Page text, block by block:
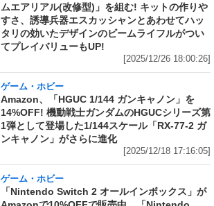
ムエアリアル(改修型)」を組む! キットの作りや
すさ、誘導兵器エスカッシャンとあわせてハッ
タリの効いたデザインのビームライフルがつい
てプレイバリューもUP!
[2025/12/26 18:00:26]
ゲーム・ホビー
Amazon、「HGUC 1/144 ガンキャノン」を
14%OFF! 機動戦士ガンダムのHGUCシリーズ第
1弾として登場した1/144スケール「RX-77-2 ガ
ンキャノン」がさらに進化
[2025/12/18 17:16:05]
ゲーム・ホビー
「Nintendo Switch 2 オールインボックス」が